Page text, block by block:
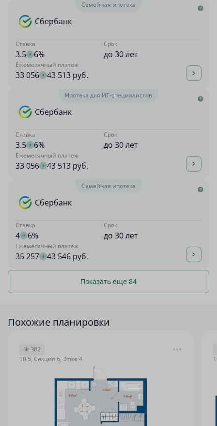
Семейная ипотека
Сбербанк
Ставка
3.5 6%
Срок
до 30 лет
Ежемесячный платеж
33 056 43 513 руб.
Ипотека для ИТ-специалистов
Сбербанк
Ставка
3.5 6%
Срок
до 30 лет
Ежемесячный платеж
33 056 43 513 руб.
Семейная ипотека
Сбербанк
Ставка
4 6%
Срок
до 30 лет
Ежемесячный платеж
35 257 43 546 руб.
Показать еще 84
Похожие планировки
№ 382
10.5, Секция 6, Этаж 4